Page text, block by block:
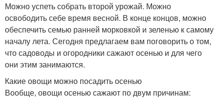
Можно успеть собрать второй урожай. Можно
освободить себе время весной. В конце концов, можно
обеспечить семью ранней морковкой и зеленью к самому
началу лета. Сегодня предлагаем вам поговорить о том,
что садоводы и огородники сажают осенью и для чего
они этим занимаются.
Какие овощи можно посадить осенью
Вообще, овощи осенью сажают по двум причинам: